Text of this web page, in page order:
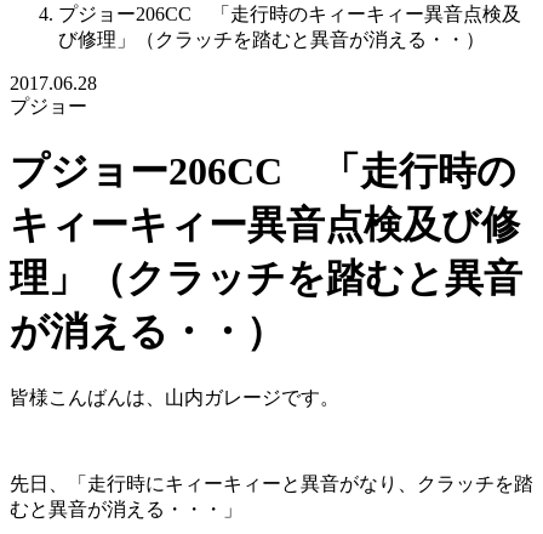
プジョー206CC 「走行時のキィーキィー異音点検及
び修理」（クラッチを踏むと異音が消える・・）
2017.06.28
プジョー
プジョー206CC 「走行時の
キィーキィー異音点検及び修
理」（クラッチを踏むと異音
が消える・・）
皆様こんばんは、山内ガレージです。
先日、「走行時にキィーキィーと異音がなり、クラッチを踏
むと異音が消える・・・」